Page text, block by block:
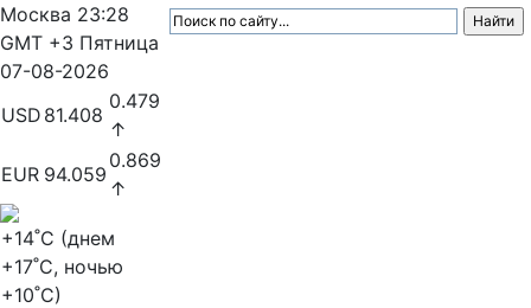
Москва 23:28
GMT +3 Пятница
07-08-2026
USD 81.408
0.479
↑
EUR 94.059
0.869
↑
+14˚C (днем
+17˚C, ночью
+10˚C)